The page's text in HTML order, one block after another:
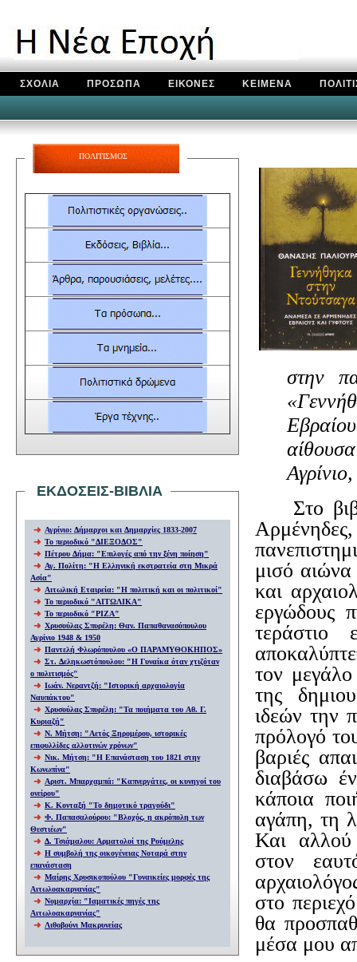
ΣΧΟΛΙΑ ΠΡΟΣΩΠΑ ΕΙΚΟΝΕΣ ΚΕΙΜΕΝΑ
στην
Στο
μισό αιώνα
και
εργώδους
τεράστιο
τον
της
ιδεών την
πρόλογό
βαριές
διαβάσω
κάποια
αγάπη, τη
Και αλλού
στον
στο
θα
μέσα μου
ΠΟΛΙΤΙΣΜΟΣ
ΕΚΔΟΣΕΙΣ-ΒΙΒΛΙΑ
Αγρίνιο: Δήμαρχοι και Δημαρχίες 1833-2007
Το περιοδικό "ΔΙΕΞΟΔΟΣ"
Πέτρου Δήμα: "Επιλογές από την ξένη ποίηση"
Αγ. Πολίτη: "Η Ελληνική εκστρατεία στη Μικρά
Ασία"
Αιτωλική Εταιρεία: "Η πολιτική και οι πολιτικοί"
Το περιοδικό "ΑΙΤΩΛΙΚΑ"
Το περιοδικό "ΡΙΖΑ"
Χρυσούλας Σπυρέλη: Θαν. Παπαθανασόπουλου
Αγρίνιο 1948 & 1950
Παντελή Φλωρόπουλου «Ο ΠΑΡΑΜΥΘΟΚΗΠΟΣ»
Στ. Δεληκωστόπουλου: "Η Γυναίκα όταν χτιζόταν
ο πολιτισμός"
Ιωάν. Νεραντζή: "Ιστορική αρχαιολογία
Ναυπάκτου"
Χρυσούλας Σπυρέλη: "Τα ποιήματα του Αθ. Γ.
Κυριαζή"
Ν. Μήτση: "Αετός Ξηρομέρου, ιστορικές
επιφυλλίδες αλλοτινών χρόνων"
Νικ. Μήτση: "Η Επανάσταση του 1821 στην
Κωνωπίνα"
Αριστ. Μπαρχαμπά: "Καπνεργάτες, οι κυνηγοί του
ονείρου"
Κ. Κονταξή "Το δημοτικό τραγούδι"
Φ. Παπασαλούρου: "Βλοχός, η ακρόπολη των
Θεστιέων"
Δ. Τσιάμαλου: Αρματολοί της Ρούμελης
Η συμβολή της οικογένειας Νοταρά στην
επανάσταση
Μαίρης Χρυσικοπούλου "Γυναικείες μορφές της
Αιτωλοακαρνανίας"
Νομαρχία: "Ιαματικές πηγές της
Αιτωλοακαρνανίας"
Λιθοβούνι Μακρυνείας